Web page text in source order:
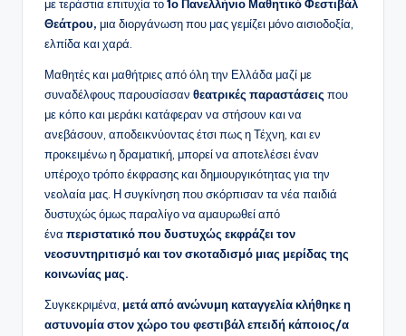
με τεράστια επιτυχία το1ο Πανελλήνιο Μαθητικό Φεστιβάλ
Θεάτρου, μια διοργάνωση που μας γεμίζει μόνο αισιοδοξία,
ελπίδα και χαρά.
Μαθητές και μαθήτριες από όλη την Ελλάδα μαζί με
συναδέλφους παρουσίασαν θεατρικές παραστάσεις που
με κόπο και μεράκι κατάφεραν να στήσουν και να
ανεβάσουν, αποδεικνύοντας έτσι πως η Τέχνη, και εν
προκειμένω η δραματική, μπορεί να αποτελέσει έναν
υπέροχο τρόπο έκφρασης και δημιουργικότητας για την
νεολαία μας. Η συγκίνηση που σκόρπισαν τα νέα παιδιά
δυστυχώς όμως παραλίγο να αμαυρωθεί από
ένα περιστατικό που δυστυχώς εκφράζει τον
νεοσυντηριτισμό και τον σκοταδισμό μιας μερίδας της
κοινωνίας μας.
Συγκεκριμένα, μετά από ανώνυμη καταγγελία κλήθηκε η
αστυνομία στον χώρο του φεστιβάλ επειδή κάποιος/α